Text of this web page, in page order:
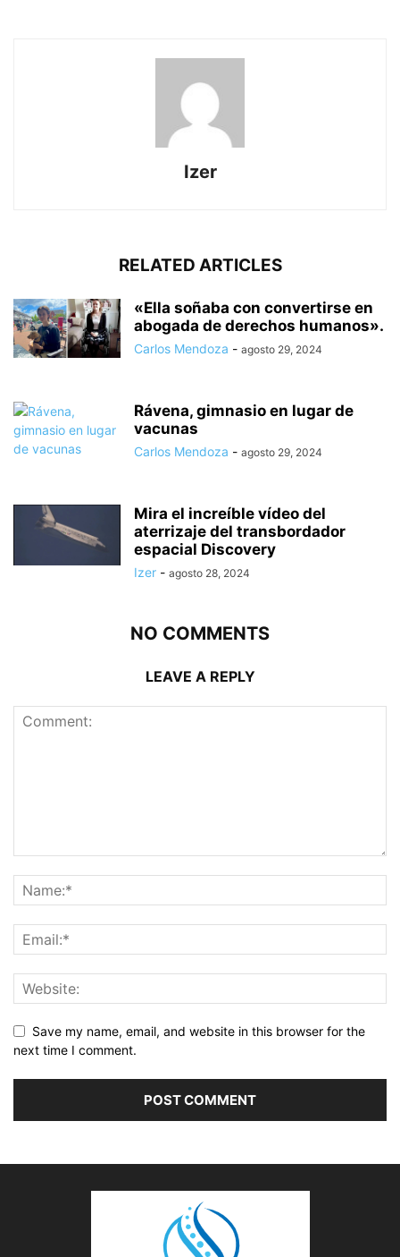
Izer
RELATED ARTICLES
«Ella soñaba con convertirse en
abogada de derechos humanos».
Carlos Mendoza - agosto 29, 2024
Rávena, gimnasio en lugar de
vacunas
Carlos Mendoza - agosto 29, 2024
Mira el increíble vídeo del
aterrizaje del transbordador
espacial Discovery
Izer - agosto 28, 2024
NO COMMENTS
LEAVE A REPLY
Save my name, email, and website in this browser for the
next time I comment.